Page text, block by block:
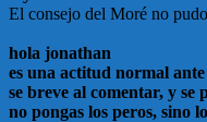
El consejo del Moré no
hola jonathan
es una actitud normal
se breve al comentar, y se
no pongas los peros, sino